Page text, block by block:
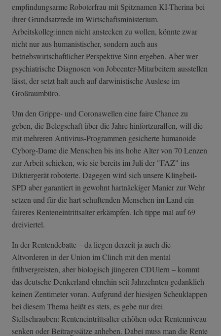
empfindungsarme Roboterfrau mit Spitznamen KI-Therina bei
ihrer Grundsatzrede im Wirtschaftsministerium.
Arbeitskolleg:innen nicht anstecken zu wollen, könnte zwar
nicht nur aus humanistischer, sondern auch aus
betriebswirtschaftlicher Perspektive Sinn ergeben. Aber wer
psychiatrische Diagnosen von Jobcenter-Mitarbeitern ausstellen
lässt, der setzt halt auch auf darwinistische Auslese im
Großraumbüro.
Um den Grippe- und Coronawellen eine faire Chance zu
geben, die Belegschaft über die Jahre hinfortzuraffen, will die
mit mehreren Antivirus-Programmen gesicherte humanoide
Cyborg-Dame die Menschen bis ins hohe Alter von 70 Lenzen
zur Arbeit schicken, wie sie bereits im Juli der "FAZ" ins
Diktiergerät roboterte. Dagegen wird sich unsere Klingbeil-
SPD aber garantiert in gewohnt hartnäckiger Manier zur Wehr
setzen und für die hart schuftenden Menschen im Land ein
faireres Renteneintrittsalter erkämpfen. Ich tippe mal auf 69
dreiviertel.
In der Rentendebatte – da liegen derzeit ja auch die
Altvorderen in der Union im Clinch mit den mental
frühvergreisten, aber biologisch jüngeren CDUlern – kommt
das deutsche Denkerland ohnehin seit Jahrzehnten gedanklich
keinen Zentimeter voran. Aufgrund der hiesigen Scheuklappen
bei diesem Thema heißt es stets, es gebe nur drei
Stellschrauben: Renteneintrittsalter erhöhen oder Rentenniveau
senken oder Beitragssätze anheben. Dabei muss man die Rente